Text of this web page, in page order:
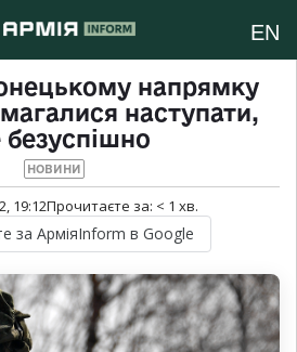
EN
напрямку
наступати,
безуспішно
НОВИНИ
19:12Прочитаєте за: < 1 хв.
за АрміяInform в Google